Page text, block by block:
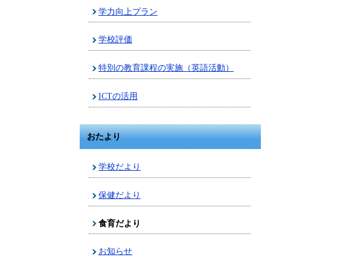
学力向上プラン
学校評価
特別の教育課程の実施（英語活動）
ICTの活用
おたより
学校だより
保健だより
食育だより
お知らせ